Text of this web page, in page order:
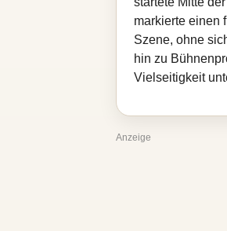
markierte einen
Szene, ohne
hin zu
Vielseitigkeit
Anzeige